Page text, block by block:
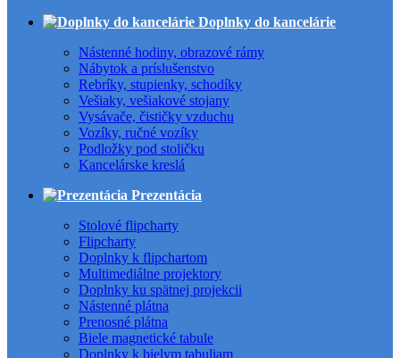
Doplnky do kancelárie
Nástenné hodiny, obrazové rámy
Nábytok a príslušenstvo
Rebríky, stupienky, schodíky
Vešiaky, vešiakové stojany
Vysávače, čističky vzduchu
Vozíky, ručné vozíky
Podložky pod stoličku
Kancelárske kreslá
Prezentácia
Stolové flipcharty
Flipcharty
Doplnky k flipchartom
Multimediálne projektory
Doplnky ku spätnej projekcii
Nástenné plátna
Prenosné plátna
Biele magnetické tabule
Doplnky k bielym tabuliam